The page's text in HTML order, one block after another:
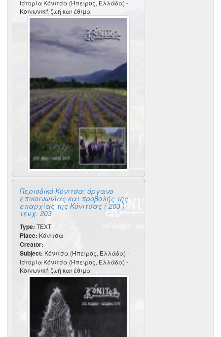
Ιστορία Κόνιτσα (Ήπειρος, Ελλάδα) -
Κοινωνική ζωή και έθιμα
Περιοδικό Κόνιτσα: όργανο
επικοινωνίας και προβολής της
επαρχίας της Κόνιτσας ( 203 ) -
τευχ. 203
Type: TEXT
Place: Κόνιτσα
Creator: -
Subject: Κόνιτσα (Ήπειρος, Ελλάδα) -
Ιστορία Κόνιτσα (Ήπειρος, Ελλάδα) -
Κοινωνική ζωή και έθιμα